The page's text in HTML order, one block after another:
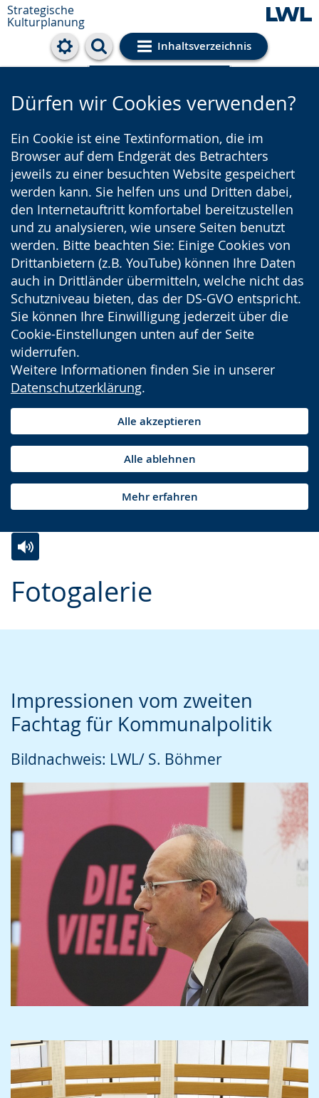
Strategische
Kulturplanung
Inhaltsverzeichnis
Cookie-Einstellungen
Dürfen wir Cookies verwenden?
Ein Cookie ist eine Textinformation, die im
Browser auf dem Endgerät des Betrachters
jeweils zu einer besuchten Website gespeichert
werden kann. Sie helfen uns und Dritten dabei,
den Internetauftritt komfortabel bereitzustellen
und zu analysieren, wie unsere Seiten benutzt
werden. Bitte beachten Sie: Einige Cookies von
Drittanbietern (z.B. YouTube) können Ihre Daten
auch in Drittländer übermitteln, welche nicht das
Schutzniveau bieten, das der DS-GVO entspricht.
Sie können Ihre Einwilligung jederzeit über die
Cookie-Einstellungen unten auf der Seite
widerrufen.
Weitere Informationen finden Sie in unserer
Datenschutzerklärung.
Alle akzeptieren
Alle ablehnen
Mehr erfahren
Fotogalerie
Leichten
wechseln.
Audio-
Unterstützung.
Video
Deutscher
angezeigt.
Impressionen vom zweiten
Fachtag für Kommunalpolitik
Bildnachweis: LWL/ S. Böhmer